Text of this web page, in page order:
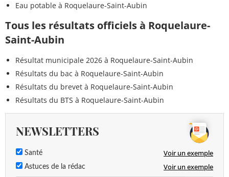
Eau potable à Roquelaure-Saint-Aubin
Tous les résultats officiels à Roquelaure-
Saint-Aubin
Résultat municipale 2026 à Roquelaure-Saint-Aubin
Résultats du bac à Roquelaure-Saint-Aubin
Résultats du brevet à Roquelaure-Saint-Aubin
Résultats du BTS à Roquelaure-Saint-Aubin
NEWSLETTERS
Santé Voir un exemple
Astuces de la rédac Voir un exemple